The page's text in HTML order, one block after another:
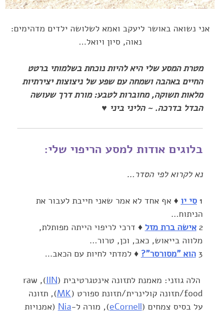
אני נשואה באושר ליעקב ואמא לשלושה ילדים מדהימים:
נאוה, סיון ויואל…‏
מטרת המסע שלי היא להיות נוכחת בשלמותי ברטט
‎מלאות תשוקה, מחוברות לטבע: מורת דרך שעושה
הבדל בדרכה.‏ ~ הליני ביני ♥
בלוגים אודות למסע הריפוי שלי‎:‎
נא לקרוא לפי הסדר‎…‎
‎1‎ סי יו ♦ אף אחד לא אמר שאני חייבת לעבור את
הניתוח…
‎2‎ אישה ברת מזל ♦ דרכי לריפוי הייתה מפותלת,
מלווה בייאוש, כאב, וכן, טרור…
‎3‎ הוא "מסורסר"? ♦ למדתי לחיות עם הכאב…
הלה גוזני: מאמנת לתזונה אינטגרטיבית (‏IIN
‏), ‏raw
food‏/תזונה קולינרית/תזונת ספורט ‏‏(‏
MK‏), תזונה
על בסיס צמחים (
‏), מורה ל-‏Nia ‏ (אמנויות